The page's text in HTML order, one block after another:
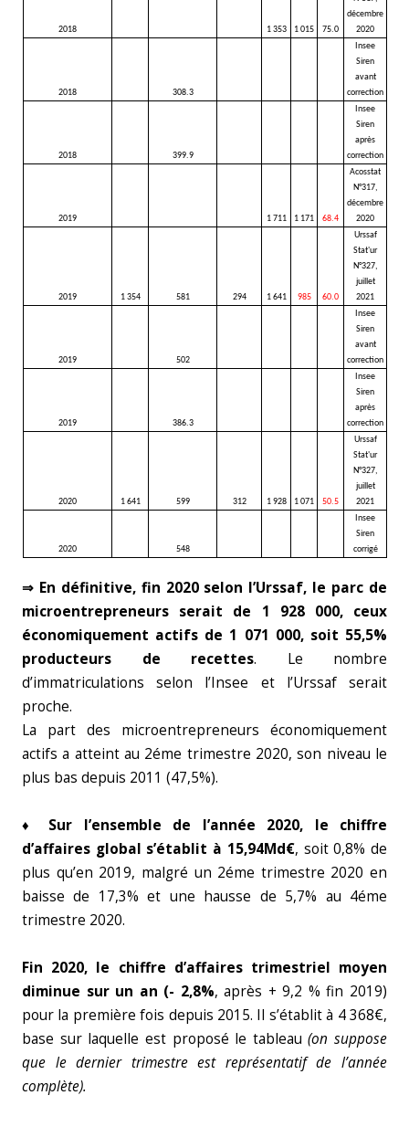
2018 1 353 1 015 75.0
décembre
2020
2018 308.3
Insee
Siren
avant
correction
2018 399.9
Insee
Siren
après
correction
2019 1 711 1 171 68.4
Acosstat
N°317,
décembre
2020
2019 1 354 581 294 1 641 985 60.0
Urssaf
Stat'ur
N°327,
juillet
2021
2019 502
Insee
Siren
avant
correction
2019 386.3
Insee
Siren
après
correction
2020 1 641 599 312 1 928 1 071 50.5
Urssaf
Stat'ur
N°327,
juillet
2021
2020 548
Insee
Siren
corrigé
⇒ En définitive, fin 2020 selon l’Urssaf, le parc de
microentrepreneurs serait de 1 928 000, ceux
économiquement actifs de 1 071 000, soit 55,5%
producteurs de recettes. Le nombre
d’immatriculations selon l’Insee et l’Urssaf serait
proche.
La part des microentrepreneurs économiquement
actifs a atteint au 2éme trimestre 2020, son niveau le
plus bas depuis 2011 (47,5%).
♦ Sur l’ensemble de l’année 2020, le chiffre
d’affaires global s’établit à 15,94Md€, soit 0,8% de
plus qu’en 2019, malgré un 2éme trimestre 2020 en
baisse de 17,3% et une hausse de 5,7% au 4éme
trimestre 2020.
Fin 2020, le chiffre d’affaires trimestriel moyen
diminue sur un an (- 2,8%, après + 9,2 % fin 2019)
pour la première fois depuis 2015. Il s’établit à 4 368€,
base sur laquelle est proposé le tableau (on suppose
que le dernier trimestre est représentatif de l’année
complète).